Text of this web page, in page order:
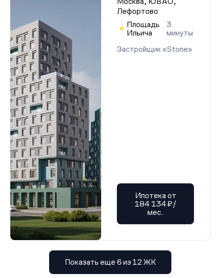
Лефортово
Площадь
Ильича
3
минуты
Застройщик «Stone»
Ипотека от
184 134 ₽/
мес.
Показать еще 6 из 12 ЖК